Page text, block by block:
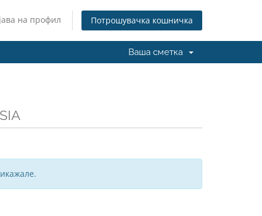
на профил Потрошувачка кошничка
Ваша сметка